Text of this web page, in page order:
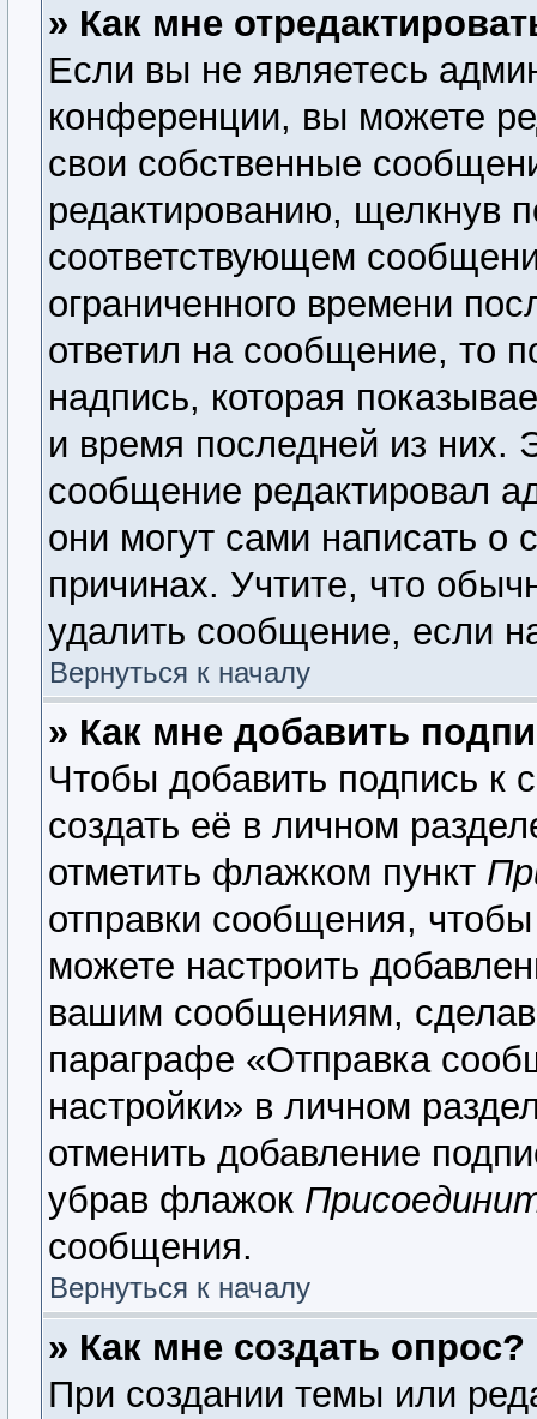
» Как мне
Если вы не являетесь
конференции, вы можете
свои собственные
редактированию, щелкнув
соответствующем
ограниченного времени
ответил на сообщение, то
надпись, которая
и время последней из них.
сообщение редактировал
они могут сами написать о
причинах. Учтите, что
удалить сообщение, если
Вернуться к началу
» Как мне добавить
Чтобы добавить подпись
создать её в личном
отметить флажком пункт
отправки сообщения,
можете настроить
вашим сообщениям,
параграфе «Отправка
настройки» в личном
отменить добавление
убрав флажок
сообщения.
Вернуться к началу
» Как мне создать опрос?
При создании темы или